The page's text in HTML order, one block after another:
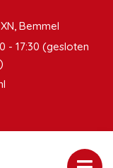
Bemmel
- 17:30 (gesloten